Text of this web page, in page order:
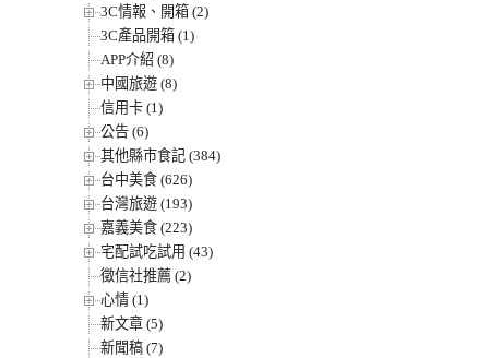
3C情報、開箱 (2)
3C產品開箱 (1)
APP介紹 (8)
中國旅遊 (8)
信用卡 (1)
公告 (6)
其他縣市食記 (384)
台中美食 (626)
台灣旅遊 (193)
嘉義美食 (223)
宅配試吃試用 (43)
徵信社推薦 (2)
心情 (1)
新文章 (5)
新聞稿 (7)